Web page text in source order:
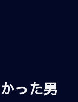
った男